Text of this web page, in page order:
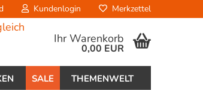
Kundenlogin Merkzettel
Ihr Warenkorb
0,00 EUR
SALE THEMENWELT